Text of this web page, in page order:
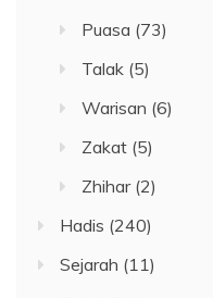
Puasa (73)
Talak (5)
Warisan (6)
Zakat (5)
Zhihar(2)
Hadis (240)
Sejarah (11)